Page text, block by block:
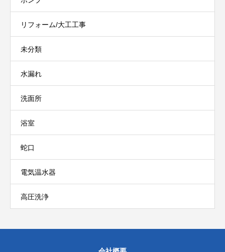
リフォーム/大工工事
未分類
水漏れ
洗面所
浴室
蛇口
電気温水器
高圧洗浄